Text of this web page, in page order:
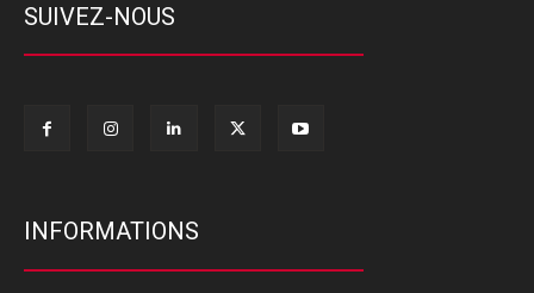
SUIVEZ-NOUS
INFORMATIONS